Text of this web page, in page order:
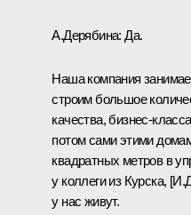
А.Дерябина: Да.
Наша компания
строим большое
качества, бизнес-
потом сами этими
квадратных метров в
у коллеги из Курска,
у нас живут.